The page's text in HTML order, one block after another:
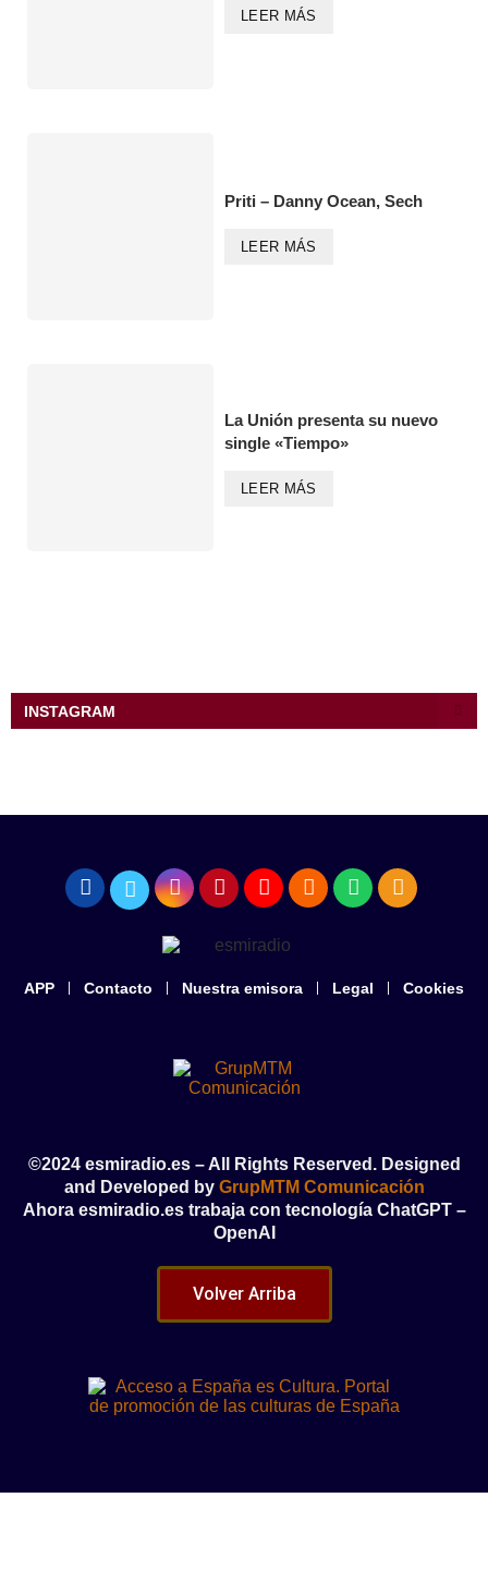
LEER MÁS
Priti – Danny Ocean, Sech
LEER MÁS
La Unión presenta su nuevo
single «Tiempo»
LEER MÁS
INSTAGRAM
APP Contacto Nuestra emisora Legal Cookies
©2024 esmiradio.es – All Rights Reserved. Designed
and Developed by GrupMTM Comunicación
Ahora esmiradio.es trabaja con tecnología ChatGPT –
OpenAI
Volver Arriba